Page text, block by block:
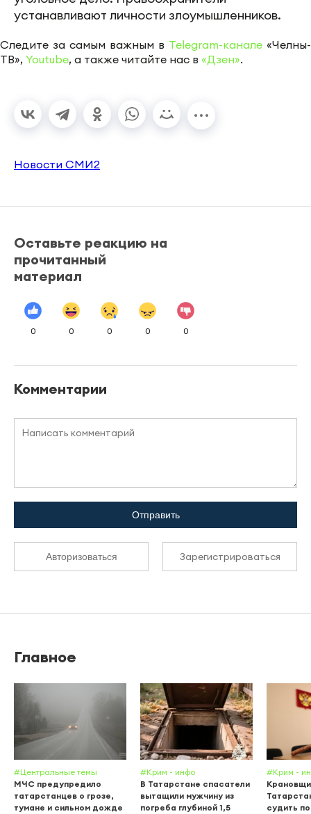
устанавливают личности злоумышленников.
Следите за самым важным в Telegram-канале «Челны-
ТВ», Youtube, а также читайте нас в «Дзен».
Новости СМИ2
Оставьте реакцию на
прочитанный
материал
0 0 0 0 0
Комментарии
Отправить
Авторизоваться Зарегистрироваться
Главное
#Центральные темы
МЧС предупредило
татарстанцев о грозе,
тумане и сильном дожде
#Крим - инфо
В Татарстане спасатели
вытащили мужчину из
погреба глубиной 1,5
#Крим -
судить